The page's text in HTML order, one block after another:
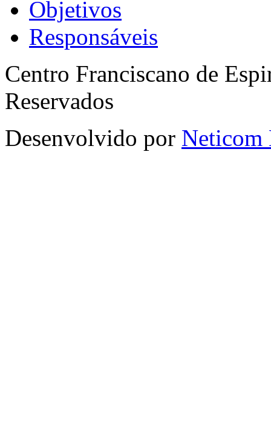
Objetivos
Responsáveis
Centro Franciscano de
Reservados
Desenvolvido por Neticom